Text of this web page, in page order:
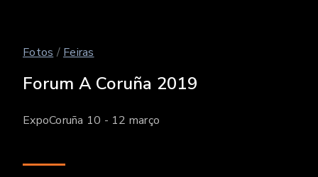
Fotos / Feiras
Forum A Coruña 2019
ExpoCoruña 10 - 12 março